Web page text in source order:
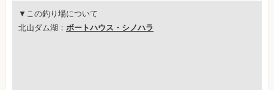
▼この釣り場について
北山ダム湖： ボートハウス・シノハラ